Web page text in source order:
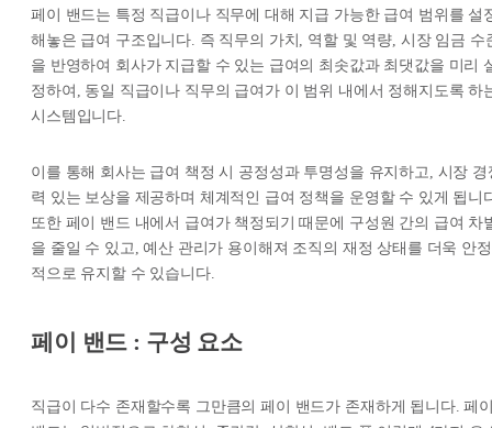
페이 밴드는 특정 직급이나 직무에 대해 지급 가능한 급여 범위를 설
해놓은 급여 구조입니다. 즉 직무의 가치, 역할 및 역량, 시장 임금 수
을 반영하여 회사가 지급할 수 있는 급여의 최솟값과 최댓값을 미리
정하여, 동일 직급이나 직무의 급여가 이 범위 내에서 정해지도록 하
시스템입니다.
이를 통해 회사는 급여 책정 시 공정성과 투명성을 유지하고, 시장 경
력 있는 보상을 제공하며 체계적인 급여 정책을 운영할 수 있게 됩니
또한 페이 밴드 내에서 급여가 책정되기 때문에 구성원 간의 급여 차
을 줄일 수 있고, 예산 관리가 용이해져 조직의 재정 상태를 더욱 안정
적으로 유지할 수 있습니다.
페이 밴드 : 구성 요소
직급이 다수 존재할수록 그만큼의 페이 밴드가 존재하게 됩니다. 페